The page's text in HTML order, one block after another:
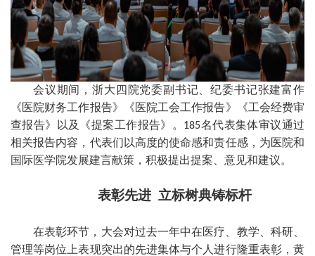
会议期间，浙大四院党委副书记、纪委书记张建富作
《医院财务工作报告》《医院工会工作报告》《工会经费审
查报告》以及《提案工作报告》。 185名代表集体审议通过
相关报告内容，代表们以高度的使命感和责任感，为医院和
国际医学院发展建言献策，积极提出提案、意见和建议。
表彰先进 立标树典铸标杆
在表彰环节，大会对过去一年中在医疗、教学、科研、
管理等岗位上表现突出的先进集体与个人进行隆重表彰，黄